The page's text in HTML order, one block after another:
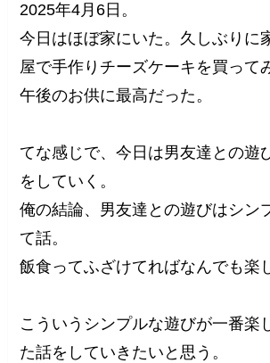
2025年4月6日。
今日はほぼ家にいた。久しぶりに
屋で手作りチーズケーキを買って
午後のお供に最高だった。
てな感じで、今日は男友達との遊
をしていく。
俺の結論、男友達との遊びはシン
て話。
飯食ってふざけてればなんでも楽
こういうシンプルな遊びが一番楽
た話をしていきたいと思う。